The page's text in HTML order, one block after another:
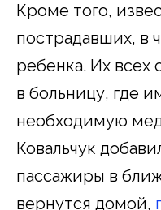
Кроме того,
пострадавших, в
ребенка. Их всех
в больницу, где
необходимую
Ковальчук
пассажиры в
вернутся домой,